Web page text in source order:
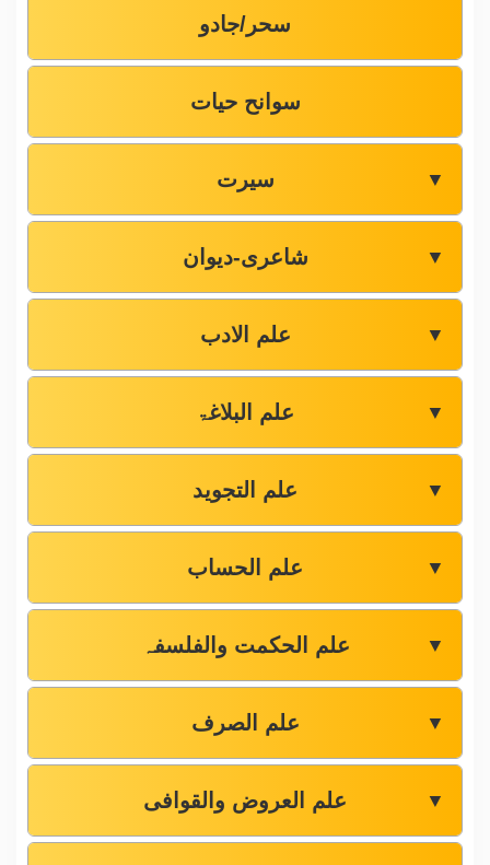
سحر/جادو
سوانح حیات
سیرت ▼
شاعری-دیوان ▼
علم الادب ▼
علم البلاغۃ ▼
علم التجوید ▼
علم الحساب ▼
علم الحکمت والفلسفہ ▼
علم الصرف ▼
علم العروض والقوافی ▼